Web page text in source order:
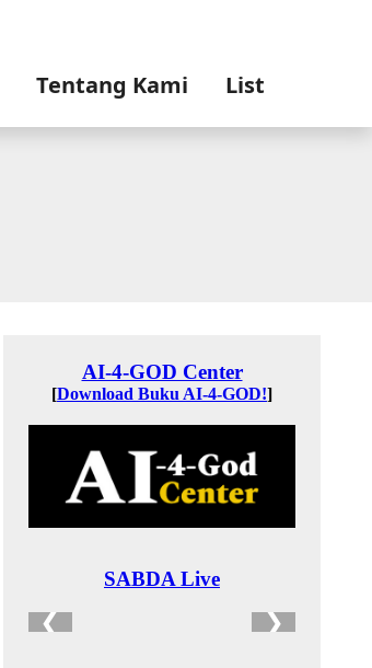
Tentang Kami List